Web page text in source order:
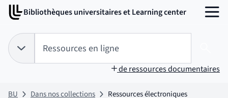
Aller
Aller
page
Bibliothèques universitaires et Learning center MENU
Choix du périmètre de recherche :
RESSOURCES EN LIGNE
sélectionnéTapez votre recherche pour rechercher dans :
Ressources en ligne
de ressources documentaires
BU Dans nos collections Ressources électroniques